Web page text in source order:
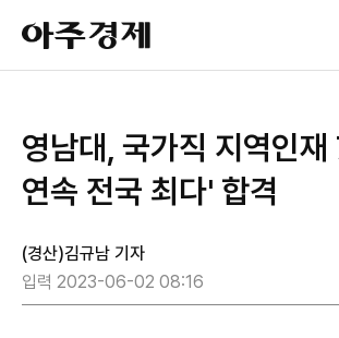
아
주
경
영남대, 국가직 지역인
연속 전국 최다' 합격
(경산)김규남 기자
입력 2023-06-02 08:16